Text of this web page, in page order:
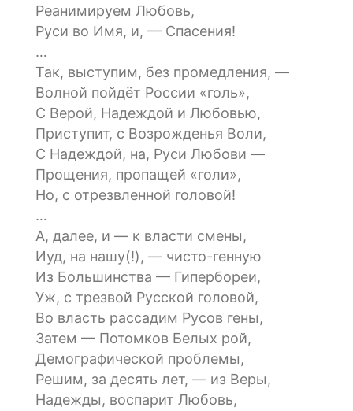
Реанимируем Любовь,
Руси во Имя, и, — Спасения!
…
Так, выступим, без промедления, —
Волной пойдёт России «голь»,
С Верой, Надеждой и Любовью,
Приступит, с Возрожденья Воли,
С Надеждой, на, Руси Любови —
Прощения, пропащей «голи»,
Но, с отрезвленной головой!
…
А, далее, и — к власти смены,
Иуд, на нашу(!), — чисто-генную
Из Большинства — Гипербореи,
Уж, с трезвой Русской головой,
Во власть рассадим Русов гены,
Затем — Потомков Белых рой,
Демографической проблемы,
Решим, за десять лет, — из Веры,
Надежды, воспарит Любовь,